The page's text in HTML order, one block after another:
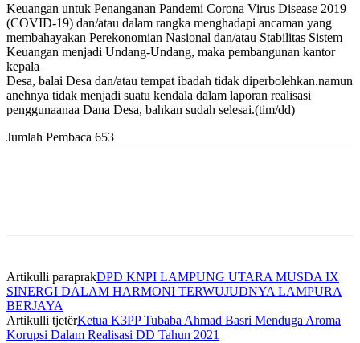
Keuangan untuk Penanganan Pandemi Corona Virus Disease 2019
(COVID-19) dan/atau dalam rangka menghadapi ancaman yang
membahayakan Perekonomian Nasional dan/atau Stabilitas Sistem
Keuangan menjadi Undang-Undang, maka pembangunan kantor
kepala
Desa, balai Desa dan/atau tempat ibadah tidak diperbolehkan.namun
anehnya tidak menjadi suatu kendala dalam laporan realisasi
penggunaanaa Dana Desa, bahkan sudah selesai.(tim/dd)
Jumlah Pembaca 653
Artikulli paraprakDPD KNPI LAMPUNG UTARA MUSDA IX
SINERGI DALAM HARMONI TERWUJUDNYA LAMPURA
BERJAYA
Artikulli tjetërKetua K3PP Tubaba Ahmad Basri Menduga Aroma
Korupsi Dalam Realisasi DD Tahun 2021